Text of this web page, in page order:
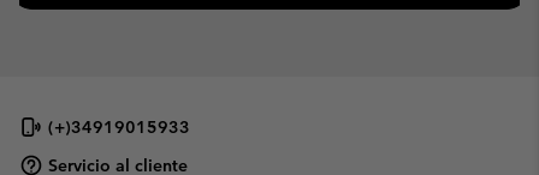
(+)34919015933
Servicio al cliente